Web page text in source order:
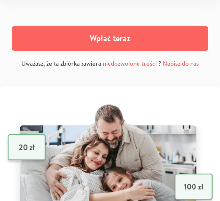
Wpłać teraz
Uważasz, że ta zbiórka zawiera niedozwolone treści? Napisz do nas